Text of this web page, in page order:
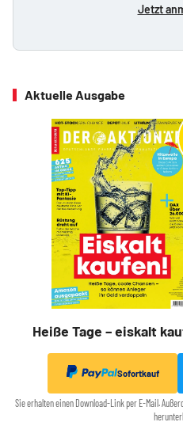
Jetzt
Aktuelle Ausgabe
Heiße Tage – eiskalt
Sofortkauf
Sie erhalten einen Download-Link per E-Mail.